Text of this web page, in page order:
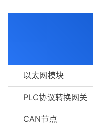
以太网模块
PLC协议转换网关
CAN节点